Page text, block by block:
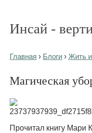
Инсай -
Главная › Блоги › Жить
Магическая
Прочитал книгу Мари